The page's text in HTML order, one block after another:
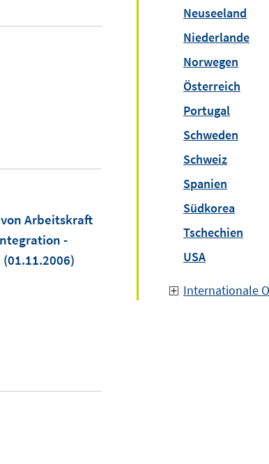
Arbeitskraft
-
In
(01.11.2006)
Neuseeland
Niederlande
Norwegen
Österreich
Portugal
Schweden
Schweiz
Spanien
Südkorea
Tschechien
USA
Internationale